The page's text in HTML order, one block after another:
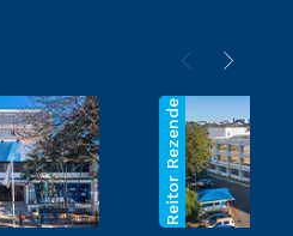
Reitor Rezende